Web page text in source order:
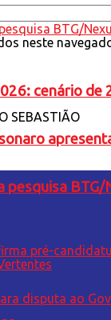
cenário de
pesquisa BTG/
neste